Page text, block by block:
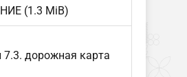
(1.3 MiB)
7.3. дорожная карта